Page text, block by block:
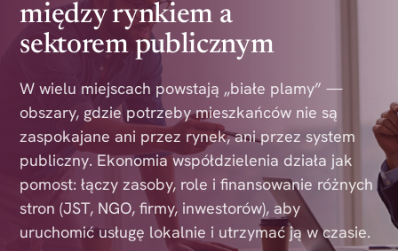
między rynkiem a
sektorem publicznym
W wielu miejscach powstają „białe plamy” —
obszary, gdzie potrzeby mieszkańców nie są
zaspokajane ani przez rynek, ani przez system
publiczny. Ekonomia współdzielenia działa jak
pomost: łączy zasoby, role i finansowanie różnych
stron (JST, NGO, firmy, inwestorów), aby
uruchomić usługę lokalnie i utrzymać ją w czasie.